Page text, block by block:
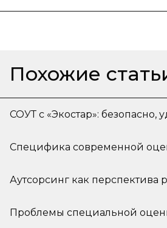
Похожие
СОУТ с «Экостар»: безопасно,
Специфика современной
Аутсорсинг как перспектива
Проблемы специальной